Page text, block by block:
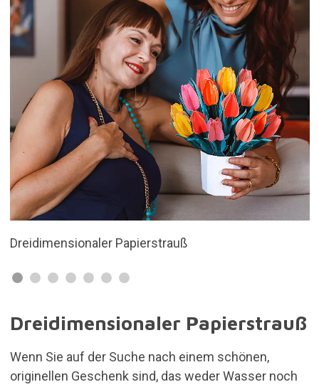
Ein schönes und originelles Geschenk
Dreidimensionaler Papierstrauß
Wenn Sie auf der Suche nach einem schönen,
originellen Geschenk sind, das weder Wasser noch